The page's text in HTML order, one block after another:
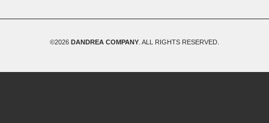
©2026 DANDREA COMPANY . ALL RIGHTS RESERVED.